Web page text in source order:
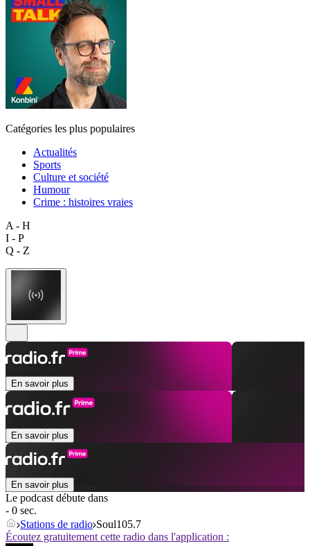
Catégories les plus populaires
Actualités
Sports
Culture et société
Humour
Crime : histoires vraies
A - H
I - P
Q - Z
En savoir plus
En savoir plus
En savoir plus
Le podcast débute dans
- 0 sec.
Stations de radio Soul105.7
Écoutez gratuitement cette radio dans l'application :